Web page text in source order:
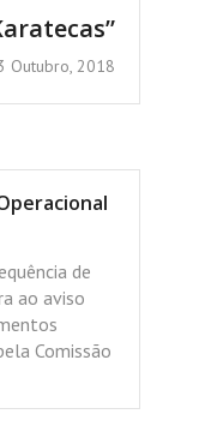
Outubro, 2018
de
ao aviso
Comissão